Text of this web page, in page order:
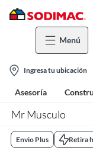
Menú
location-
icon
Ingresa tu ubicación
Asesoría
Mr Musculo
Envio Plus Retira